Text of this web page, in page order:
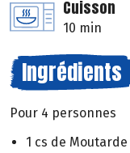
Cuisson
10 min
Ingrédients
Pour 4 personnes
1 cs de Moutarde